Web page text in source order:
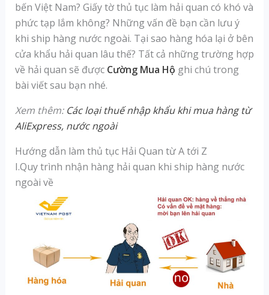
bến Việt Nam? Giấy tờ thủ tục làm hải quan có khó và
phức tạp lắm không? Những vấn đề bạn cần lưu ý
khi ship hàng nước ngoài. Tại sao hàng hóa lại ở bên
cửa khẩu hải quan lâu thế? Tất cả những trường hợp
về hải quan sẽ được Cường Mua Hộ ghi chú trong
bài viết sau bạn nhé.
Xem thêm: Các loại thuế nhập khẩu khi mua hàng từ
AliExpress, nước ngoài
Hướng dẫn làm thủ tục Hải Quan từ A tới Z
I.Quy trình nhận hàng hải quan khi ship hàng nước
ngoài về